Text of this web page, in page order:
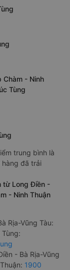
Chàm - Ninh
Tùng
trung bình là
đã trải
từ Long Điền -
- Ninh Thuận
Rịa-Vũng Tàu:
- Bà Rịa-Vũng
1900